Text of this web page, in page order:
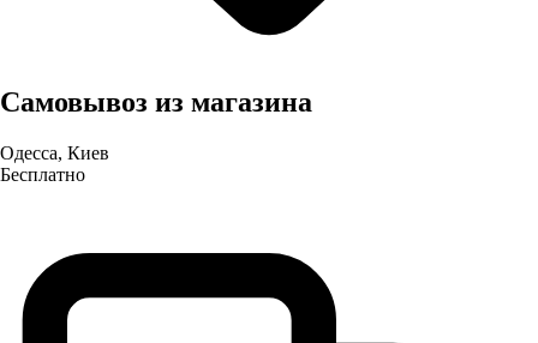
Самовывоз из магазина
Одесса, Киев
Бесплатно